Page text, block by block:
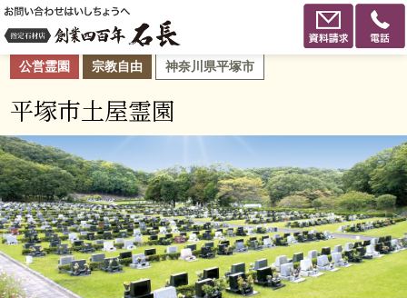
公営霊園 宗教自由 神奈川県平塚市
平塚市土屋霊園